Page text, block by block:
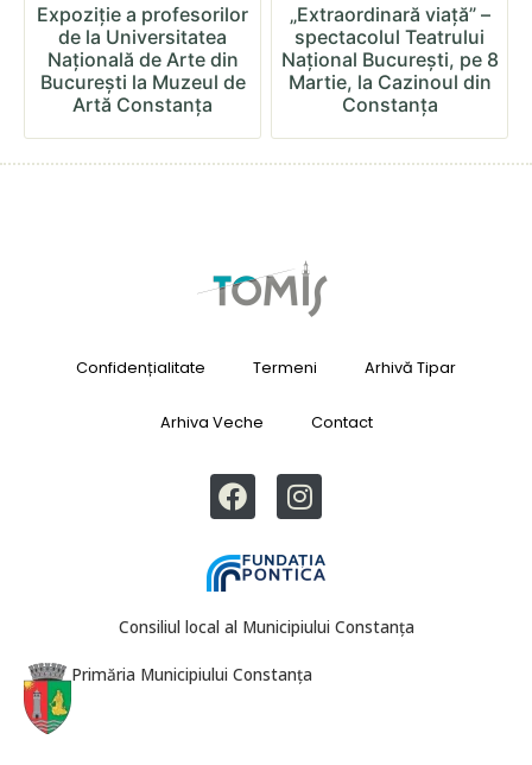
Expoziție a profesorilor
de la Universitatea
Națională de Arte din
București la Muzeul de
Artă Constanța
„Extraordinară viață” –
spectacolul Teatrului
Național București, pe 8
Martie, la Cazinoul din
Constanța
Confidențialitate Termeni Arhivă Tipar
Arhiva Veche Contact
Consiliul local al Municipiului Constanța
Primăria Municipiului Constanța